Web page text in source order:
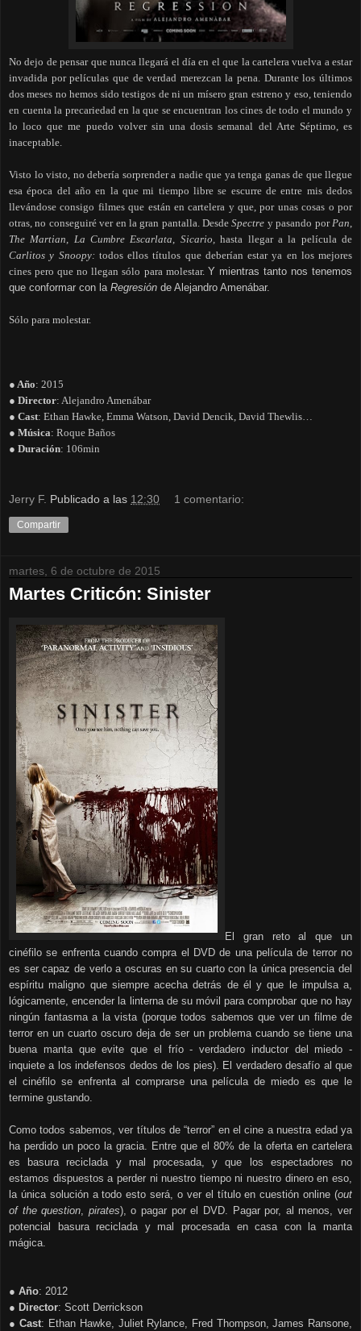
No dejo de pensar que nunca llegará el día en el que la cartelera vuelva a estar
invadida por películas que de verdad merezcan la pena. Durante los últimos
dos meses no hemos sido testigos de ni un mísero gran estreno y eso, teniendo
en cuenta la precariedad en la que se encuentran los cines de todo el mundo y
lo loco que me puedo volver sin una dosis semanal del Arte Séptimo, es
inaceptable.
Visto lo visto, no debería sorprender a nadie que ya tenga ganas de que llegue
esa época del año en la que mi tiempo libre se escurre de entre mis dedos
llevándose consigo filmes que están en cartelera y que, por unas cosas o por
otras, no conseguiré ver en la gran pantalla. DesdeSpectre y pasando porPan,
The Martian, La Cumbre Escarlata, Sicario,hasta llegar a la película de
Carlitos y Snoopy:todos ellos títulos que deberían estar ya en los mejores
cines pero que no llegan sólo para molestar. Y mientras tanto nos tenemos
que conformar con la Regresión de Alejandro Amenábar.
Sólo para molestar.
● Año: 2015
● Director: Alejandro Amenábar
● Cast: Ethan Hawke, Emma Watson, David Dencik, David Thewlis…
● Música: Roque Baños
● Duración: 106min
Jerry F. Publicado a las 12:30 1 comentario:
Compartir
martes, 6 de octubre de 2015
Martes Criticón: Sinister
El gran reto al que un
cinéfilo se enfrenta cuando compra el DVD de una película de terror no
es ser capaz de verlo a oscuras en su cuarto con la única presencia del
espíritu maligno que siempre acecha detrás de él y que le impulsa a,
lógicamente, encender la linterna de su móvil para comprobar que no hay
ningún fantasma a la vista (porque todos sabemos que ver un filme de
terror en un cuarto oscuro deja de ser un problema cuando se tiene una
buena manta que evite que el frío - verdadero inductor del miedo -
inquiete a los indefensos dedos de los pies). El verdadero desafío al que
el cinéfilo se enfrenta al comprarse una película de miedo es que le
termine gustando.
Como todos sabemos, ver títulos de “terror” en el cine a nuestra edad ya
ha perdido un poco la gracia. Entre que el 80% de la oferta en cartelera
es basura reciclada y mal procesada, y que los espectadores no
estamos dispuestos a perder ni nuestro tiempo ni nuestro dinero en eso,
la única solución a todo esto será, o ver el título en cuestión online (out
of the question
pirates), o pagar por el DVD. Pagar por, al menos, ver
potencial basura reciclada y mal procesada en casa con la manta
mágica.
● Año: 2012
● Director: Scott Derrickson
● Cast: Ethan Hawke, Juliet Rylance, Fred Thompson, James Ransone,